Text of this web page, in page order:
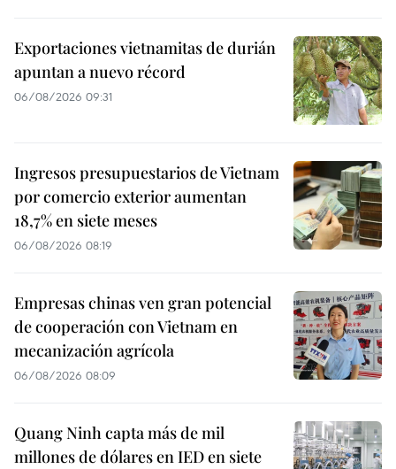
Exportaciones vietnamitas de durián
apuntan a nuevo récord
06/08/2026 09:31
Ingresos presupuestarios de Vietnam
por comercio exterior aumentan
18,7% en siete meses
06/08/2026 08:19
Empresas chinas ven gran potencial
de cooperación con Vietnam en
mecanización agrícola
06/08/2026 08:09
Quang Ninh capta más de mil
millones de dólares en IED en siete